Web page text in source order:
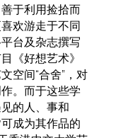
于利用捡拾而
欢游走于不同
台及杂志撰写
《好想艺术》
空间“合舍”，对
。而于这些学
的人、事和
成为其作品的